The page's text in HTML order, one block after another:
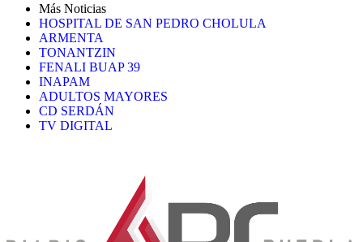
Más Noticias
HOSPITAL DE SAN PEDRO CHOLULA
ARMENTA
TONANTZIN
FENALI BUAP 39
INAPAM
ADULTOS MAYORES
CD SERDÁN
TV DIGITAL